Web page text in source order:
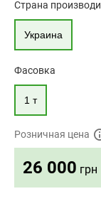
Страна
Украина
Фасовка
1 т
Розничная цена
26 000 грн